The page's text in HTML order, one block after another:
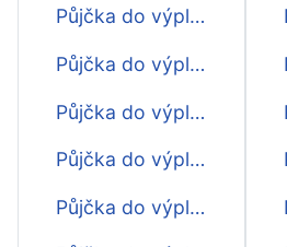
Půjčka do výplaty 7000
Půjčka do výplaty 8000
Půjčka do výplaty 9000
Půjčka do výplaty 10000
Půjčka do výplaty 15000